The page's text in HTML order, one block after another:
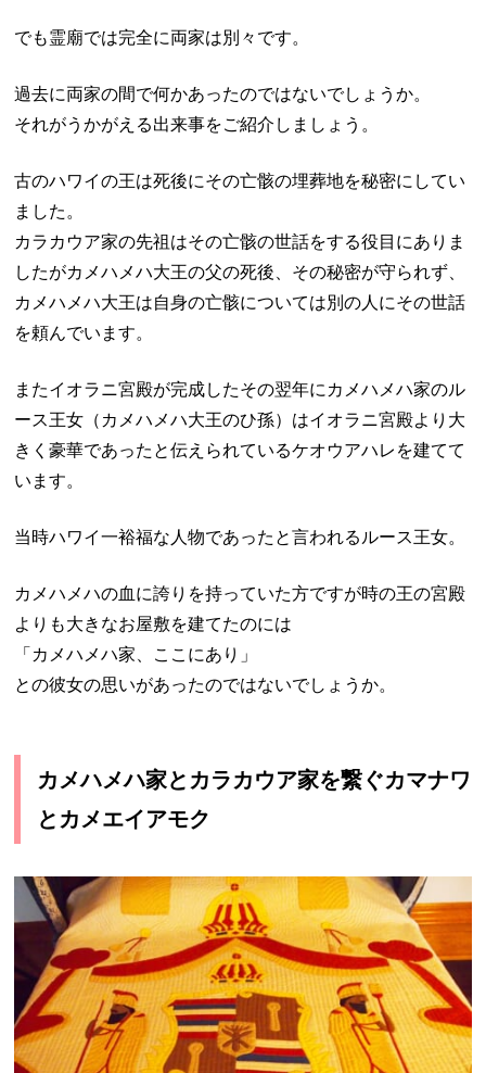
でも霊廟では完全に両家は別々です。
過去に両家の間で何かあったのではないでしょうか。
それがうかがえる出来事をご紹介しましょう。
古のハワイの王は死後にその亡骸の埋葬地を秘密にしてい
ました。
カラカウア家の先祖はその亡骸の世話をする役目にありま
したがカメハメハ大王の父の死後、その秘密が守られず、
カメハメハ大王は自身の亡骸については別の人にその世話
を頼んでいます。
またイオラニ宮殿が完成したその翌年にカメハメハ家のル
ース王女（カメハメハ大王のひ孫）はイオラニ宮殿より大
きく豪華であったと伝えられているケオウアハレを建てて
います。
当時ハワイ一裕福な人物であったと言われるルース王女。
カメハメハの血に誇りを持っていた方ですが時の王の宮殿
よりも大きなお屋敷を建てたのには
「カメハメハ家、ここにあり」
との彼女の思いがあったのではないでしょうか。
カメハメハ家とカラカウア家を繋ぐカマナワ
とカメエイアモク